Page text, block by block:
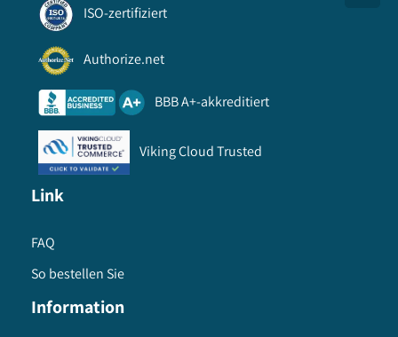
ISO-zertifiziert
Authorize.net
BBB A+-akkreditiert
Viking Cloud Trusted
Link
FAQ
So bestellen Sie
Information